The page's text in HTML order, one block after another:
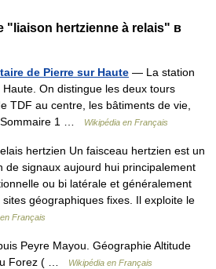
"liaison hertzienne à relais" в
de Pierre sur Haute — La station
On distingue les deux tours
TDF au centre, les bâtiments de vie,
Sommaire 1 …
Wikipédia en Français
hertzien Un faisceau hertzien est un
de signaux aujourd hui principalement
ou bi latérale et généralement
géographiques fixes. Il exploite le
Français
Peyre Mayou. Géographie Altitude
Forez ( …
Wikipédia en Français